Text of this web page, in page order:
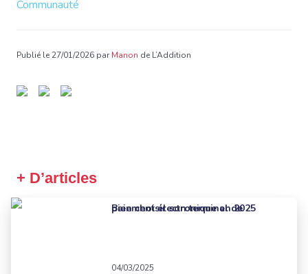
Communauté
Publié le 27/01/2026 parManon de L’Addition
+ D’articles
Bien choisir son terminal de paiement électronique en 2025
04/03/2025